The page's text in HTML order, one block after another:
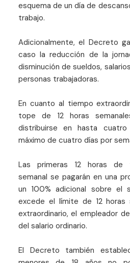
esquema de un día de
trabajo.
Adicionalmente, el Decreto
caso la reducción de la
disminución de sueldos,
personas trabajadoras.
En cuanto al tiempo
tope de 12 horas
distribuirse en hasta
máximo de cuatro días por
Las primeras 12 horas de
semanal se pagarán en una
un 100% adicional sobre el
excede el límite de 12 horas
extraordinario, el empleador
del salario ordinario.
El Decreto también